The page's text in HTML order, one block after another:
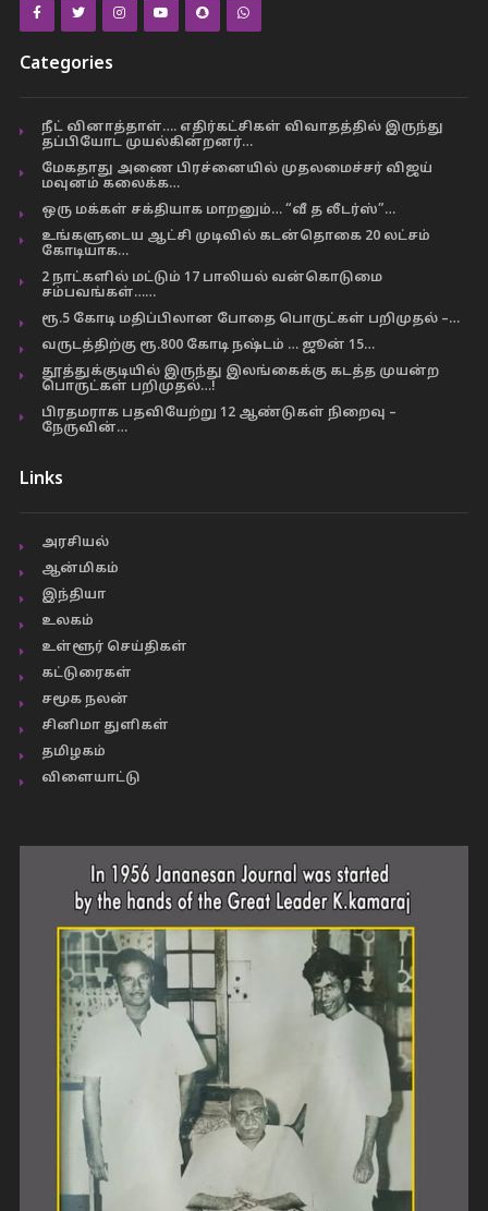
Categories
நீட் வினாத்தாள்…. எதிர்கட்சிகள் விவாதத்தில் இருந்து
தப்பியோட முயல்கின்றனர்…
மேகதாது அணை பிரச்னையில் முதலமைச்சர் விஜய்
மவுனம் கலைக்க…
ஒரு மக்கள் சக்தியாக மாறனும்… “வீ த லீடர்ஸ்”…
உங்களுடைய ஆட்சி முடிவில் கடன்தொகை 20 லட்சம்
கோடியாக…
2 நாட்களில் மட்டும் 17 பாலியல் வன்கொடுமை
சம்பவங்கள்……
ரூ.5 கோடி மதிப்பிலான போதை பொருட்கள் பறிமுதல் –…
வருடத்திற்கு ரூ.800 கோடி நஷ்டம் … ஜூன் 15…
தூத்துக்குடியில் இருந்து இலங்கைக்கு கடத்த முயன்ற
பொருட்கள் பறிமுதல்…!
பிரதமராக பதவியேற்று 12 ஆண்டுகள் நிறைவு –
நேருவின்…
Links
அரசியல்
ஆன்மிகம்
இந்தியா
உலகம்
உள்ளூர் செய்திகள்
கட்டுரைகள்
சமூக நலன்
சினிமா துளிகள்
தமிழகம்
விளையாட்டு